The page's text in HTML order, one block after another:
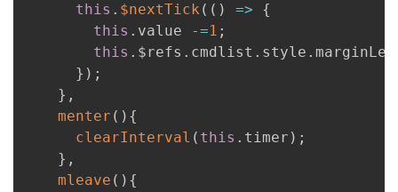
this . $nextTick ( ( ) =>
{
this . value -=1 ;
this . $refs . cmdlist . style .
} ) ;
} ,
menter ( ) {
clearInterval ( this . timer ) ;
} ,
mleave ( ) {